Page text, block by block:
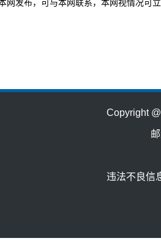
网发布，可与本网联系，本网视情况可
Copyright
违法不良信